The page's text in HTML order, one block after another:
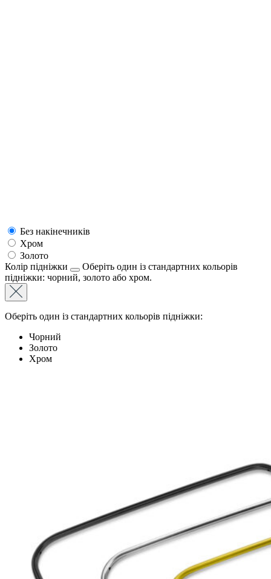
Без накінечників
Хром
Золото
Колір підніжки
Оберіть один із стандартних кольорів
підніжки: чорний, золото або хром.
Оберіть один із стандартних кольорів підніжки:
Чорний
Золото
Хром